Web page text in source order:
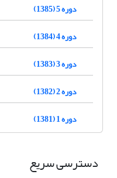
دوره 5 (1385)
دوره 4 (1384)
دوره 3 (1383)
دوره 2 (1382)
دوره 1 (1381)
دسترسی سریع